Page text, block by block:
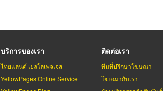
บริการของเรา
ไทยแลนด์ เยลโล่เพจเจส
YellowPages Online Service
ติดต่อเรา
ทีมที่ปรึกษาโฆษณา
โฆษณากับเรา